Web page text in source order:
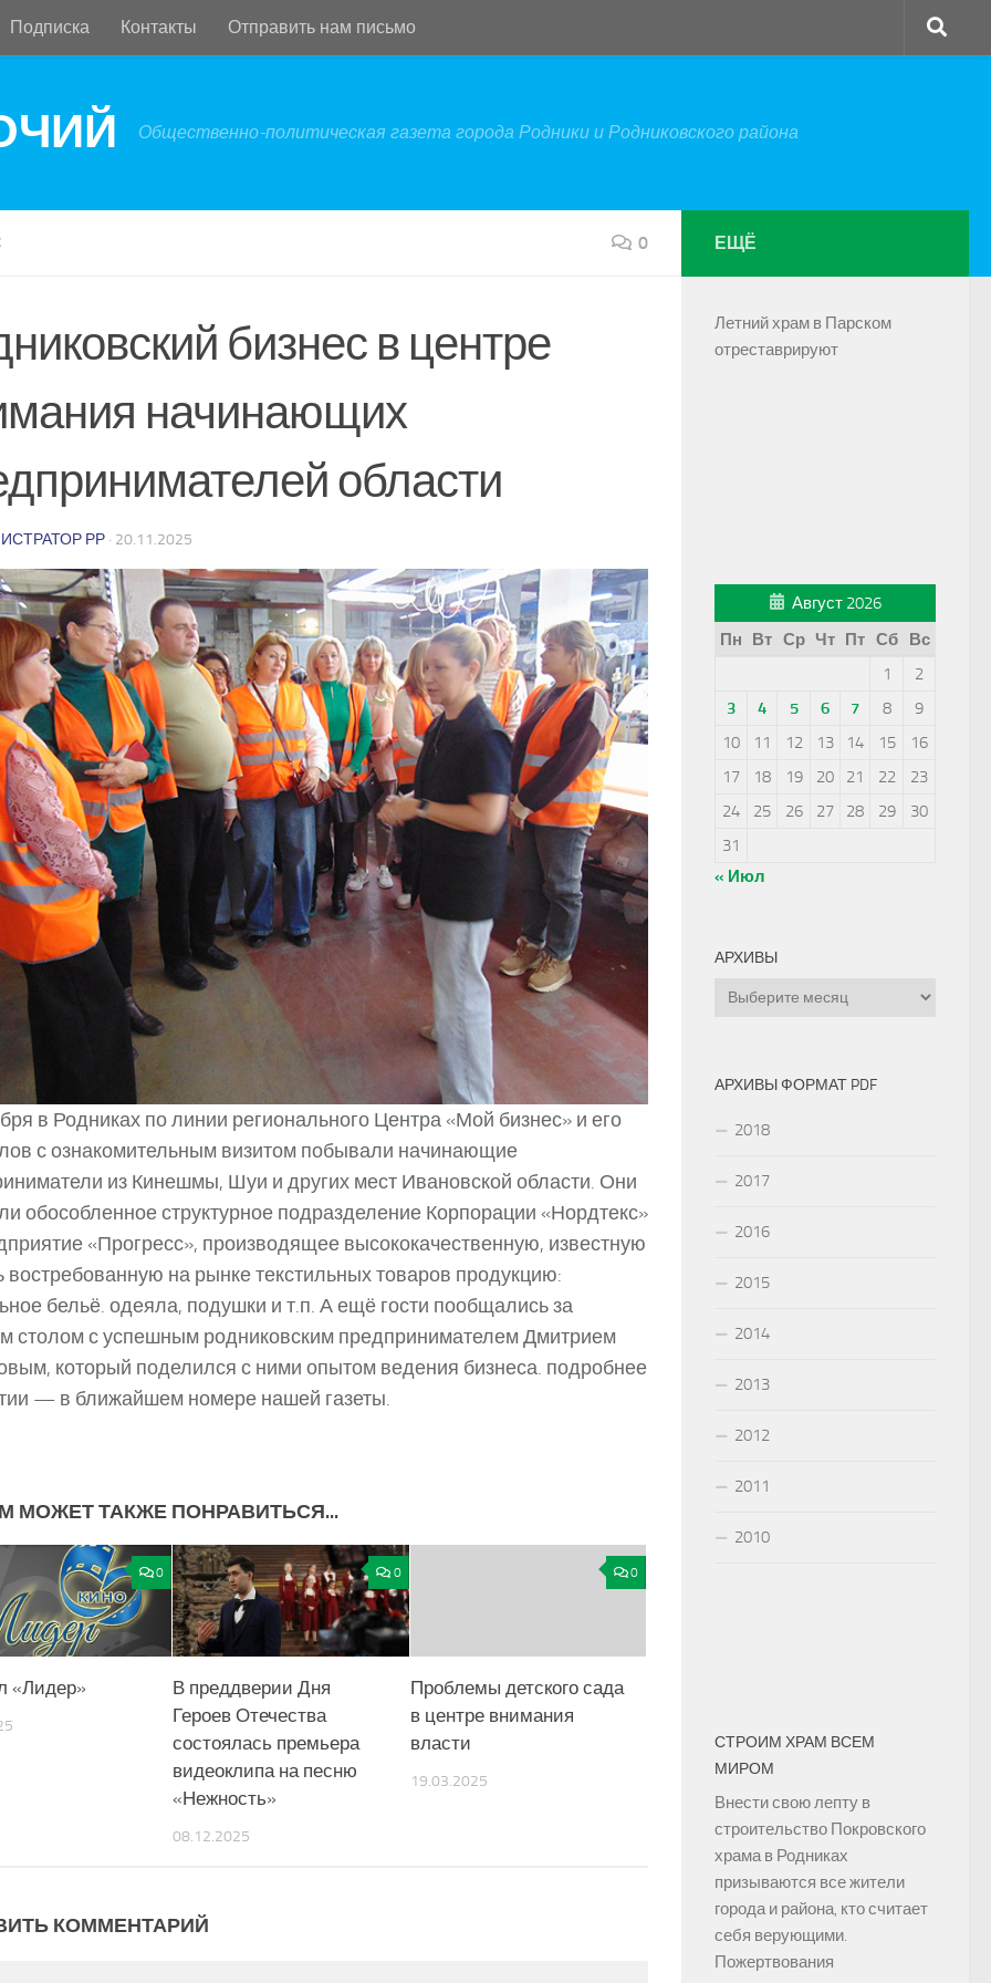
Подписка Контакты Отправить нам письмо
Общественно-политическая газета города Родники и Родниковского района
0
бизнес в центре
начинающих
области
РР · 20.11.2025
в Родниках по линии регионального Центра «Мой бизнес» и его
с ознакомительным визитом побывали начинающие
из Кинешмы, Шуи и других мест Ивановской области. Они
обособленное структурное подразделение Корпорации «Нордтекс»
«Прогресс», производящее высококачественную, известную
востребованную на рынке текстильных товаров продукцию:
бельё. одеяла, подушки и т.п. А ещё гости пообщались за
столом с успешным родниковским предпринимателем Дмитрием
который поделился с ними опытом ведения бизнеса. подробнее
— в ближайшем номере нашей газеты.
МОЖЕТ ТАКЖЕ ПОНРАВИТЬСЯ...
0
«Лидер»
0
В преддверии Дня
Героев Отечества
состоялась премьера
видеоклипа на песню
«Нежность»
08.12.2025
0
Проблемы детского сада
в центре внимания
власти
19.03.2025
КОММЕНТАРИЙ
ЕЩЁ
Летний храм в Парском
отреставрируют
Август 2026
Пн
Вт Ср Чт Пт Сб
Вс
1
2
3
4 5 6 7 8
9
10
11 12 13 14 15
16
17
18 19 20 21 22
23
24
25 26 27 28 29
30
31
« Июл
АРХИВЫ
Архивы
АРХИВЫ ФОРМАТ PDF
2018
2017
2016
2015
2014
2013
2012
2011
2010
СТРОИМ ХРАМ ВСЕМ
МИРОМ
Внести свою лепту в
строительство Покровского
храма в Родниках
призываются все жители
города и района, кто считает
себя верующими.
Пожертвования